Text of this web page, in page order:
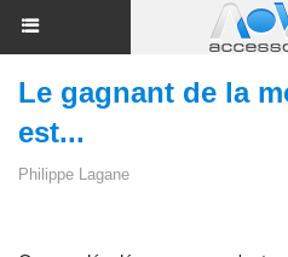
Le gagnant de la
est...
Philippe Lagane